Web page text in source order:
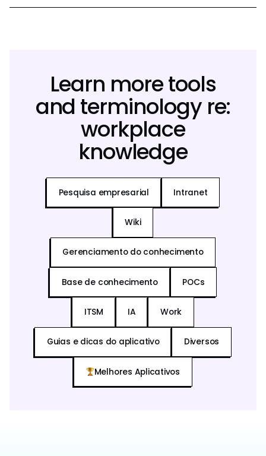
Learn more tools
and terminology re:
workplace
knowledge
Pesquisa empresarial Intranet
Wiki
Gerenciamento do conhecimento
Base de conhecimento POCs
ITSM IA Work
Guias e dicas do aplicativo Diversos
Melhores Aplicativos